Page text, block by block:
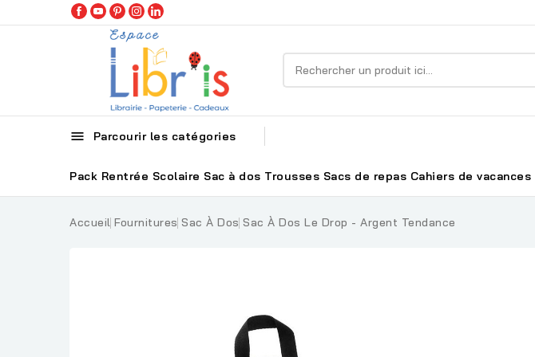
 Parcourir les catégories
Pack Rentrée Scolaire Sac à dos Trousses Sacs de repas Cahiers de vacances
Accueil Fournitures Sac À Dos Sac À Dos Le Drop - Argent Tendance